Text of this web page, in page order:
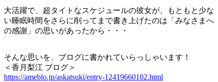
大活躍で、超タイトなスケジュールの彼女が、もともと少な
い睡眠時間をさらに削ってまで書き上げたのは「みなさまへ
の感謝」の思いがあったから・・・
そんな思いを、ブログに書かれていらっしゃいます！
＜香月梨江 ブログ＞
https://ameblo.jp/askatsuki/entry-12419660102.html